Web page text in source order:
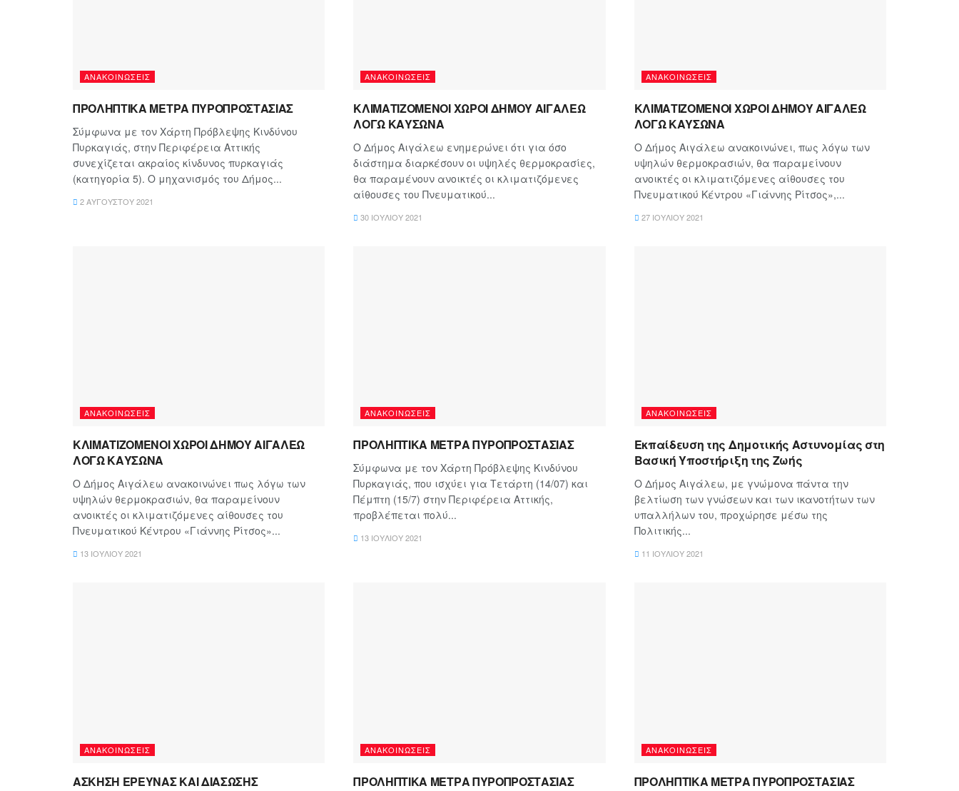
ΑΝΑΚΟΙΝΏΣΕΙΣ
ΠΡΟΛΗΠΤΙΚΑ ΜΕΤΡΑ ΠΥΡΟΠΡΟΣΤΑΣΙΑΣ
Σύμφωνα με τον Χάρτη Πρόβλεψης Κινδύνου
Πυρκαγιάς, στην Περιφέρεια Αττικής
συνεχίζεται ακραίος κίνδυνος πυρκαγιάς
(κατηγορία 5). Ο μηχανισμός του Δήμος...
2 ΑΥΓΟΎΣΤΟΥ 2021
ΑΝΑΚΟΙΝΏΣΕΙΣ
ΚΛΙΜΑΤΙΖΟΜΕΝΟΙ ΧΩΡΟΙ ΔΗΜΟΥ ΑΙΓΑΛΕΩ
ΛΟΓΩ ΚΑΥΣΩΝΑ
Ο Δήμος Αιγάλεω ενημερώνει ότι για όσο
διάστημα διαρκέσουν οι υψηλές θερμοκρασίες,
θα παραμένουν ανοικτές οι κλιματιζόμενες
αίθουσες του Πνευματικού...
30 ΙΟΥΛΊΟΥ 2021
ΑΝΑΚΟΙΝΏΣΕΙΣ
ΚΛΙΜΑΤΙΖΟΜΕΝΟΙ ΧΩΡΟΙ ΔΗΜΟΥ ΑΙΓΑΛΕΩ
ΛΟΓΩ ΚΑΥΣΩΝΑ
Ο Δήμος Αιγάλεω ανακοινώνει, πως λόγω των
υψηλών θερμοκρασιών, θα παραμείνουν
ανοικτές οι κλιματιζόμενες αίθουσες του
Πνευματικού Κέντρου «Γιάννης Ρίτσος»,...
27 ΙΟΥΛΊΟΥ 2021
ΑΝΑΚΟΙΝΏΣΕΙΣ
ΚΛΙΜΑΤΙΖΟΜΕΝΟΙ ΧΩΡΟΙ ΔΗΜΟΥ ΑΙΓΑΛΕΩ
ΛΟΓΩ ΚΑΥΣΩΝΑ
Ο Δήμος Αιγάλεω ανακοινώνει πως λόγω των
υψηλών θερμοκρασιών, θα παραμείνουν
ανοικτές οι κλιματιζόμενες αίθουσες του
Πνευματικού Κέντρου «Γιάννης Ρίτσος»...
13 ΙΟΥΛΊΟΥ 2021
ΑΝΑΚΟΙΝΏΣΕΙΣ
ΠΡΟΛΗΠΤΙΚΑ ΜΕΤΡΑ ΠΥΡΟΠΡΟΣΤΑΣΙΑΣ
Σύμφωνα με τον Χάρτη Πρόβλεψης Κινδύνου
Πυρκαγιάς, που ισχύει για Τετάρτη (14/07) και
Πέμπτη (15/7) στην Περιφέρεια Αττικής,
προβλέπεται πολύ...
13 ΙΟΥΛΊΟΥ 2021
ΑΝΑΚΟΙΝΏΣΕΙΣ
Εκπαίδευση της Δημοτικής Αστυνομίας στη
Βασική Υποστήριξη της Ζωής
Ο Δήμος Αιγάλεω, με γνώμονα πάντα την
βελτίωση των γνώσεων και των ικανοτήτων των
υπαλλήλων του, προχώρησε μέσω της
Πολιτικής...
11 ΙΟΥΛΊΟΥ 2021
ΑΝΑΚΟΙΝΏΣΕΙΣ
ΑΣΚΗΣΗ ΕΡΕΥΝΑΣ ΚΑΙ ΔΙΑΣΩΣΗΣ
ΑΝΑΚΟΙΝΏΣΕΙΣ
ΠΡΟΛΗΠΤΙΚΑ ΜΕΤΡΑ ΠΥΡΟΠΡΟΣΤΑΣΙΑΣ
ΑΝΑΚΟΙΝΏΣΕΙΣ
ΠΡΟΛΗΠΤΙΚΑ ΜΕΤΡΑ ΠΥΡΟΠΡΟΣΤΑΣΙΑΣ